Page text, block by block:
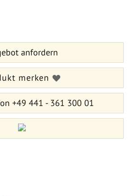
anfordern
merken
+49 441 - 361 300 01